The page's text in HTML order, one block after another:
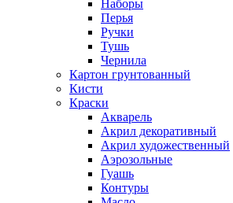
Наборы
Перья
Ручки
Тушь
Чернила
Картон грунтованный
Кисти
Краски
Акварель
Акрил декоративный
Акрил художественный
Аэрозольные
Гуашь
Контуры